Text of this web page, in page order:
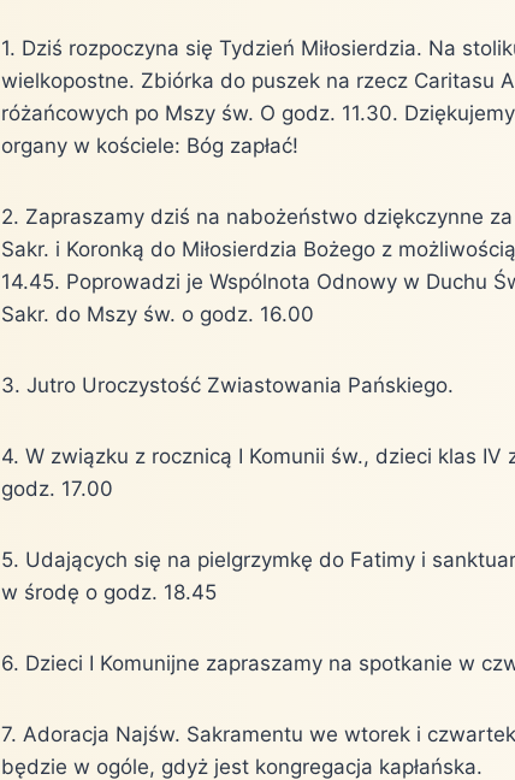
1. Dziś rozpoczyna się Tydzień Miłosierdzia. Na
wielkopostne. Zbiórka do puszek na rzecz Caritasu
różańcowych po Mszy św. O godz. 11.30.
organy w kościele: Bóg zapłać!
2. Zapraszamy dziś na nabożeństwo dziękczynne
Sakr. i Koronką do Miłosierdzia Bożego z
14.45. Poprowadzi je Wspólnota Odnowy w Duchu
Sakr. do Mszy św. o godz. 16.00
3. Jutro Uroczystość Zwiastowania Pańskiego.
4. W związku z rocznicą I Komunii św., dzieci klas
godz. 17.00
5. Udających się na pielgrzymkę do Fatimy i
w środę o godz. 18.45
6. Dzieci I Komunijne zapraszamy na spotkanie w
7. Adoracja Najśw. Sakramentu we wtorek i
będzie w ogóle, gdyż jest kongregacja kapłańska.